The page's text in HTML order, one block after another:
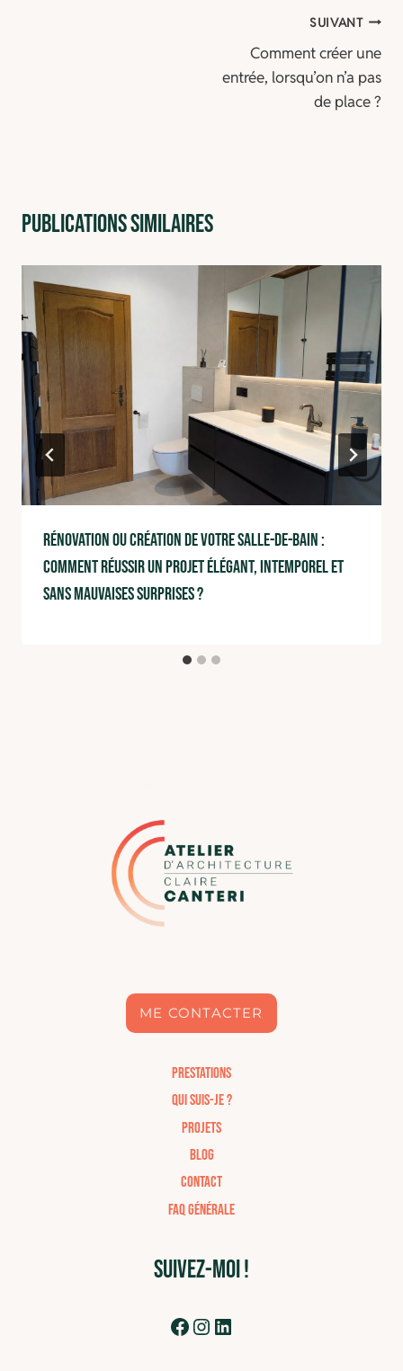
SUIVANT
Comment créer une
entrée, lorsqu’on n’a pas
de place ?
Publications similaires
Rénovation ou création de votre salle-de-bain :
comment réussir un projet élégant, intemporel et
sans mauvaises surprises ?
ME CONTACTER
Prestations
Qui suis-je ?
Projets
BLOG
Contact
FAQ générale
SUIVEZ-MOI !
Facebook
Instagram
LinkedIn